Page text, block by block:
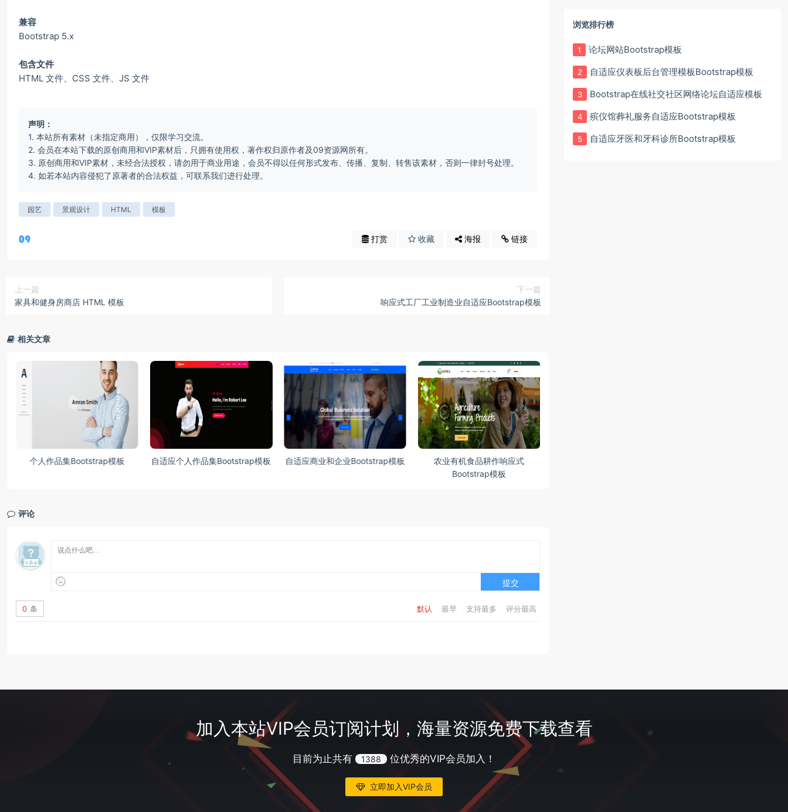
兼容
Bootstrap 5.x
包含文件
HTML 文件、CSS 文件、JS 文件
声明：
1. 本站所有素材（未指定商用），仅限学习交流。
2. 会员在本站下载的原创商用和VIP素材后，只拥有使用权，著作权归原作者及09资源网所有。
3. 原创商用和VIP素材，未经合法授权，请勿用于商业用途，会员不得以任何形式发布、传播、复制、转售该素材，否则一律封号处理。
4. 如若本站内容侵犯了原著者的合法权益，可联系我们进行处理。
园艺 景观设计 HTML 模板
打赏 收藏 海报 链接
上一篇
家具和健身房商店 HTML 模板
下一篇
响应式工厂工业制造业自适应Bootstrap模板
相关文章
自适应个人作品集Bootstrap模板 自适应商业和企业Bootstrap模板
农业有机食品耕作响应式
自适应餐厅响应式Bootstrap模板
评论
提交
默认 最早 支持最多 评分最高
0 条
浏览排行榜
1 论坛网站Bootstrap模板
2 自适应仪表板后台管理模板Bootstrap模板
3 Bootstrap在线社交社区网络论坛自适应模板
4 殡仪馆葬礼服务自适应Bootstrap模板
5 自适应牙医和牙科诊所Bootstrap模板
加入本站VIP会员订阅计划，海量资源免费下载查看
目前为止共有 1388 位优秀的VIP会员加入！
立即加入VIP会员